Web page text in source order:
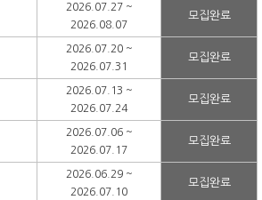
2026.07.27 ~
2026.08.07
모집완료
2026.07.20 ~
2026.07.31
모집완료
2026.07.13 ~
2026.07.24
모집완료
2026.07.06 ~
2026.07.17
모집완료
2026.06.29 ~
2026.07.10
모집완료